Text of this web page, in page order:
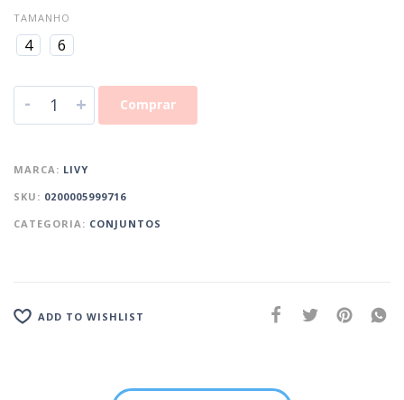
TAMANHO
4 6
- + Comprar
MARCA: LIVY
SKU: 0200005999716
CATEGORIA: CONJUNTOS
ADD TO WISHLIST